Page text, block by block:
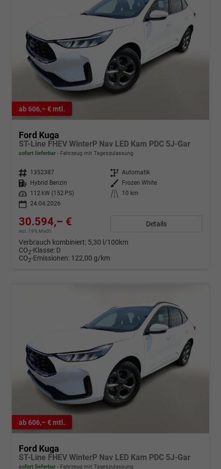
ab 606,– € mtl.
Ford Kuga
ST-Line FHEV WinterP Nav LED Kam PDC 5J-Gar
sofort lieferbar Fahrzeug mit Tageszulassung
Fahrzeugnr. 1352387 Getriebe Automatik
Kraftstoff
Hybrid Benzin Außenfarbe
Frozen White
Leistung
112 kW (152 PS) Kilometerstand
10 km
24.04.2026
30.594,– €
incl. 19% MwSt.
Details
Verbrauch kombiniert: 5,30 l/100km
CO2-Klasse: D
CO2-Emissionen: 122,00 g/km
ab 606,– € mtl.
Ford Kuga
ST-Line FHEV WinterP Nav LED Kam PDC 5J-Gar
sofort lieferbar Fahrzeug mit Tageszulassung